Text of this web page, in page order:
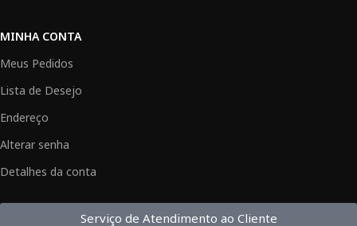
MINHA CONTA
Meus Pedidos
Lista de Desejo
Endereço
Alterar senha
Detalhes da conta
Serviço de Atendimento ao Cliente